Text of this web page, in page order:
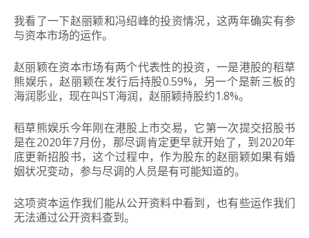
我看了一下赵丽颖和冯绍峰的投资情况，这两年确实有参
与资本市场的运作。
赵丽颖在资本市场有两个代表性的投资，一是港股的稻草
熊娱乐，赵丽颖在发行后持股0.59%，另一个是新三板的
海润影业，现在叫ST海润，赵丽颖持股约1.8%。
稻草熊娱乐今年刚在港股上市交易，它第一次提交招股书
是在2020年7月份，那尽调肯定更早就开始了，到2020年
底更新招股书，这个过程中，作为股东的赵丽颖如果有婚
姻状况变动，参与尽调的人员是有可能知道的。
这项资本运作我们能从公开资料中看到，也有些运作我们
无法通过公开资料查到。